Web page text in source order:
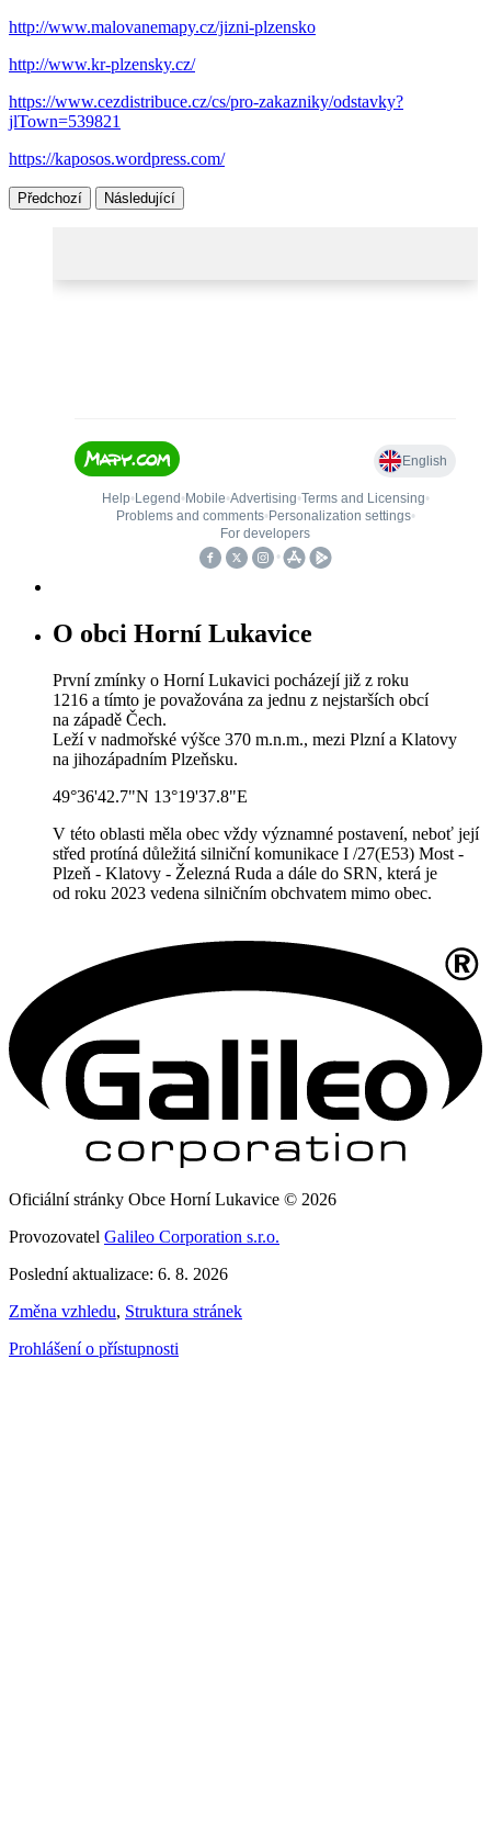
http://www.malovanemapy.cz/jizni-plzensko
http://www.kr-plzensky.cz/
https://www.cezdistribuce.cz/cs/pro-zakazniky/odstavky?
jlTown=539821
https://kaposos.wordpress.com/
Předchozí Následující
O obci Horní Lukavice
První zmínky o Horní Lukavici pocházejí již z roku
1216 a tímto je považována za jednu z nejstarších obcí
na západě Čech.
Leží v nadmořské výšce 370 m.n.m., mezi Plzní a Klatovy
na jihozápadním Plzeňsku.
49°36'42.7"N 13°19'37.8"E
V této oblasti měla obec vždy významné postavení, neboť její
střed protíná důležitá silniční komunikace I /27(E53) Most -
Plzeň - Klatovy - Železná Ruda a dále do SRN, která je
od roku 2023 vedena silničním obchvatem mimo obec.
Oficiální stránky Obce Horní Lukavice © 2026
Provozovatel Galileo Corporation s.r.o.
Poslední aktualizace: 6. 8. 2026
Změna vzhledu, Struktura stránek
Prohlášení o přístupnosti